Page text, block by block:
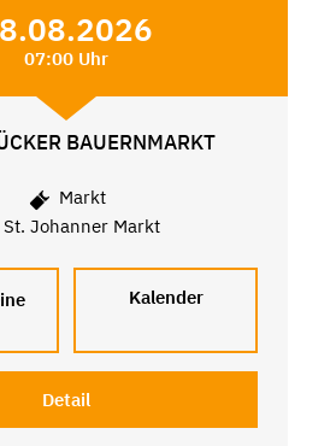
07:00 Uhr
BAUERNMARKT
Markt
St. Johanner Markt
Kalender
Detail